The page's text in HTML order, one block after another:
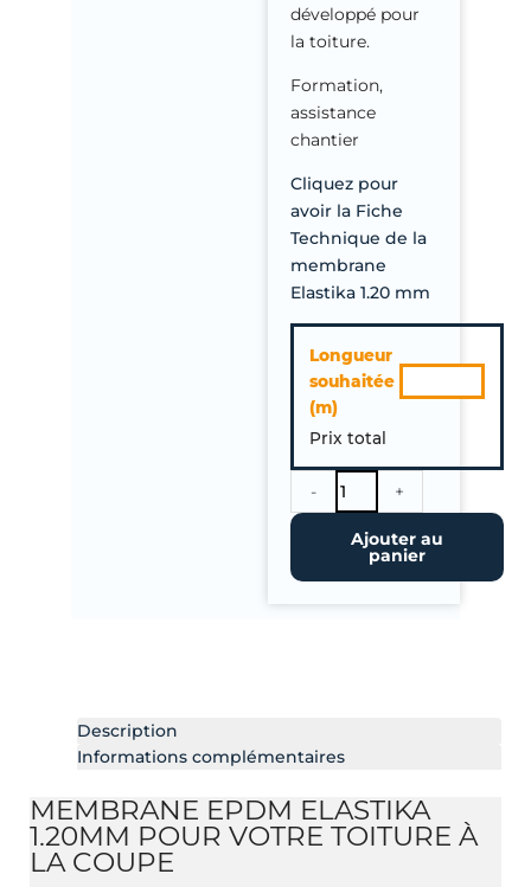
développé pour
la toiture.
Formation,
assistance
chantier
Cliquez pour
avoir la Fiche
Technique de la
membrane
Elastika 1.20 mm
Longueur
souhaitée
(m)
Prix total
-
Membrane
EPDM
Elastika
Toiture
1.20mm.
A
coupe
+
Ajouter au
panier
Description
Informations complémentaires
MEMBRANE EPDM ELASTIKA
1.20MM POUR VOTRE TOITURE À
LA COUPE